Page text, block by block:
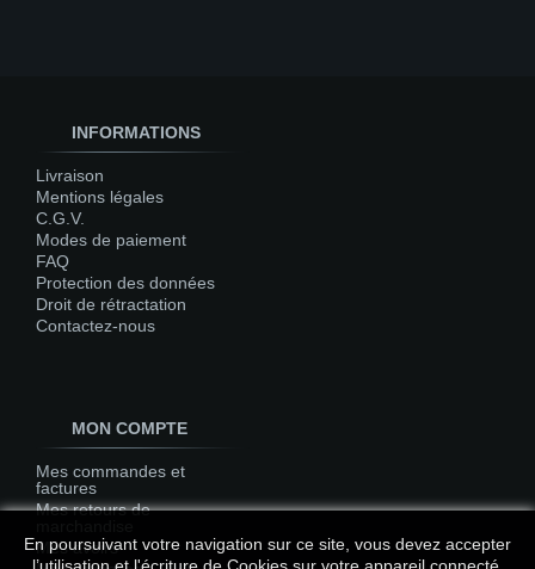
INFORMATIONS
Livraison
Mentions légales
C.G.V.
Modes de paiement
FAQ
Protection des données
Droit de rétractation
Contactez-nous
MON COMPTE
Mes commandes et
factures
Mes retours de
Mes avoirs
En poursuivant votre navigation sur ce site, vous devez accepter